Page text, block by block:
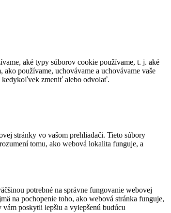
aké typy súborov cookie používame, t. j. aké
používame, uchovávame a uchovávame vaše
kedykoľvek zmeniť alebo odvolať.
stránky vo vašom prehliadači. Tieto súbory
tomu, ako webová lokalita funguje, a
potrebné na správne fungovanie webovej
na pochopenie toho, ako webová stránka funguje,
vám poskytli lepšiu a vylepšenú budúcu